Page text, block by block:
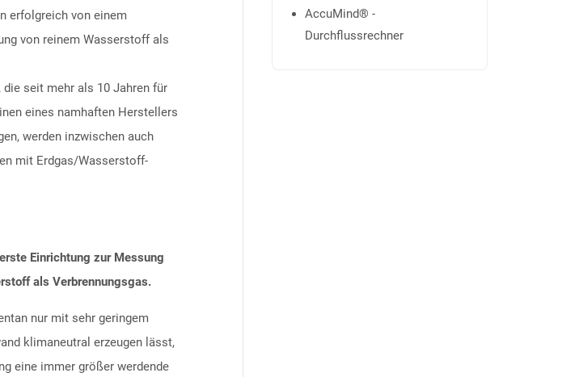
erfolgreich von einem
von reinem Wasserstoff als
die seit mehr als 10 Jahren für
eines namhaften Herstellers
werden inzwischen auch
mit Erdgas/Wasserstoff-
Einrichtung zur Messung
als Verbrennungsgas.
nur mit sehr geringem
klimaneutral erzeugen lässt,
eine immer größer werdende
AccuMind® -
Durchflussrechner